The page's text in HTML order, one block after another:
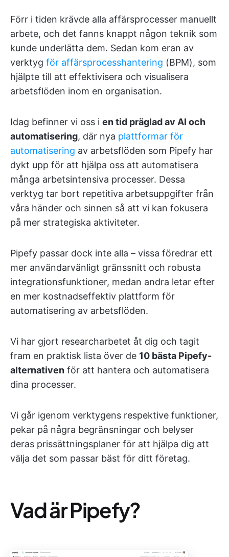
Förr i tiden krävde alla affärsprocesser manuellt
arbete, och det fanns knappt någon teknik som
kunde underlätta dem. Sedan kom eran av
verktyg för affärsprocesshantering (BPM), som
hjälpte till att effektivisera och visualisera
arbetsflöden inom en organisation.
Idag befinner vi oss i en tid präglad av AI och
automatisering, där nya plattformar för
automatisering av arbetsflöden som Pipefy har
dykt upp för att hjälpa oss att automatisera
många arbetsintensiva processer. Dessa
verktyg tar bort repetitiva arbetsuppgifter från
våra händer och sinnen så att vi kan fokusera
på mer strategiska aktiviteter.
Pipefy passar dock inte alla – vissa föredrar ett
mer användarvänligt gränssnitt och robusta
integrationsfunktioner, medan andra letar efter
en mer kostnadseffektiv plattform för
automatisering av arbetsflöden.
Vi har gjort researcharbetet åt dig och tagit
fram en praktisk lista över de 10 bästa Pipefy-
alternativen för att hantera och automatisera
dina processer.
Vi går igenom verktygens respektive funktioner,
pekar på några begränsningar och belyser
deras prissättningsplaner för att hjälpa dig att
välja det som passar bäst för ditt företag.
Vad är Pipefy?